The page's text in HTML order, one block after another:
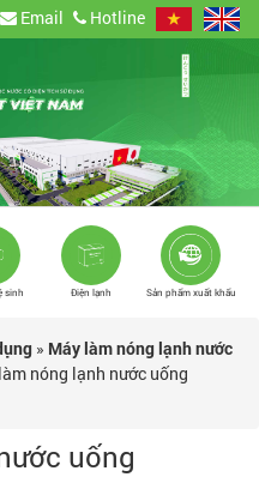
Email Hotline
sinh Điện lạnh Sản phẩm xuất khẩu
» Máy làm nóng lạnh nước
nóng lạnh nước uống
uống